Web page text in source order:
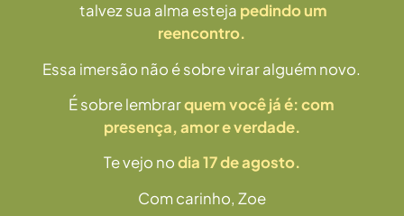
talvez sua alma esteja pedindo um
reencontro.
Essa imersão não é sobre virar alguém novo.
É sobre lembrarquem você já é: com
presença, amor e verdade.
Te vejo nodia 17 de agosto.
Com carinho, Zoe